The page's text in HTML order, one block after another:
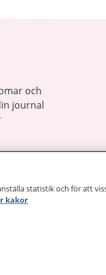
och
journal
statistik och för att
kakor